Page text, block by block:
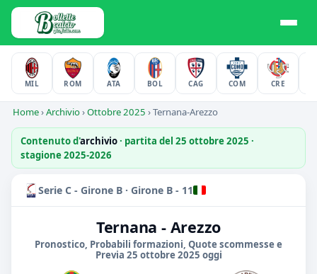
MIL ROM ATA BOL CAG COM CRE
Home›Archivio›Ottobre 2025 ›Ternana-Arezzo
Contenuto d'archivio· partita del 25 ottobre 2025 ·
stagione 2025-2026
Serie C - Girone B · Girone B - 11
Ternana - Arezzo
Pronostico, Probabili formazioni, Quote scommesse e
Previa 25 ottobre 2025 oggi